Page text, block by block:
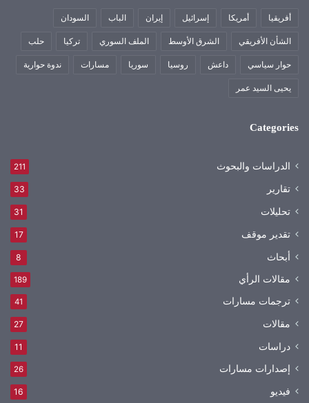
أفريقيا أمريكا إسرائيل إيران الباب السودان
الشأن الأفريقي الشرق الأوسط الملف السوري تركيا حلب
حوار سياسي داعش روسيا سوريا مسارات ندوة حوارية
يحيى السيد عمر
Categories
الدراسات والبحوث 211
تقارير 33
تحليلات 31
تقدير موقف 17
أبحاث 8
مقالات الرأي 189
ترجمات مسارات 41
مقالات 27
دراسات 11
إصدارات مسارات 26
فيديو 16